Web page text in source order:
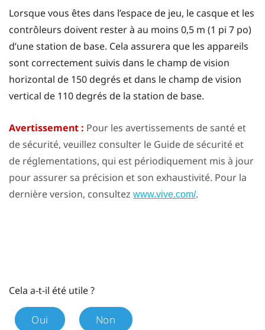
Lorsque vous êtes dans l’espace de jeu, le casque et les
contrôleurs doivent rester à au moins 0,5 m (1 pi 7 po)
d’une station de base. Cela assurera que les appareils
sont correctement suivis dans le champ de vision
horizontal de 150 degrés et dans le champ de vision
vertical de 110 degrés de la station de base.
Avertissement : Pour les avertissements de santé et
de sécurité, veuillez consulter le Guide de sécurité et
de réglementations, qui est périodiquement mis à jour
pour assurer sa précision et son exhaustivité. Pour la
dernière version, consultez www.vive.com/.
Cela a-t-il été utile ?
Oui Non